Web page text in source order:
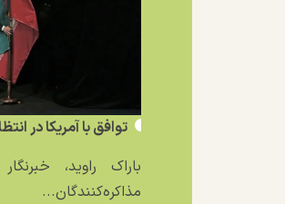
توافق با آمریکا در
باراک راوید،
مذاکره‌کنندگان...